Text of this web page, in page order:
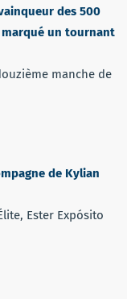
des 500
marqué un tournant
manche de
de Kylian
Ester Expósito